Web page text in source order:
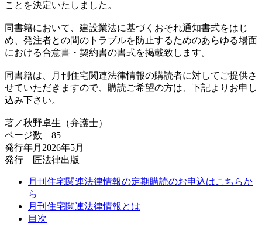
ことを決定いたしました。
同書籍において、建設業法に基づくおそれ通知書式をはじ
め、発注者との間のトラブルを防止するためのあらゆる場面
における合意書・契約書の書式を掲載致します。
同書籍は、月刊住宅関連法律情報の購読者に対してご提供さ
せていただきますので、購読ご希望の方は、下記よりお申し
込み下さい。
著／秋野卓生（弁護士）
ページ数 85
発行年月2026年5月
発行 匠法律出版
月刊住宅関連法律情報の定期購読のお申込はこちらか
ら
月刊住宅関連法律情報とは
目次